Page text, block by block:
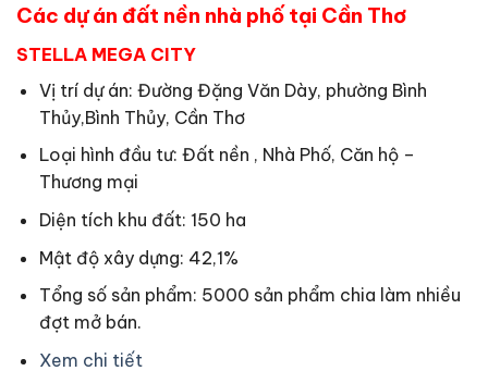
Các dự án đất nền nhà phố tại Cần Thơ
STELLA MEGA CITY
Vị trí dự án: Đường Đặng Văn Dày, phường Bình
Thủy,Bình Thủy, Cần Thơ
Loại hình đầu tư: Đất nền , Nhà Phố, Căn hộ –
Thương mại
Diện tích khu đất: 150 ha
Mật độ xây dựng: 42,1%
Tổng số sản phẩm: 5000 sản phẩm chia làm nhiều
đợt mở bán.
Xem chi tiết